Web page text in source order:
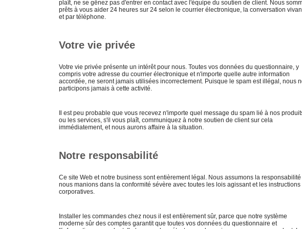
plaît, ne se gênez pas d'entrer en contact avec l'équipe du soutien de client. Nous
prêts à vous aider 24 heures sur 24 selon le courrier électronique, la conversation
et par téléphone.
Votre vie privée
Votre vie privée présente un intérêt pour nous. Toutes vos données du questionnaire, y
compris votre adresse du courrier électronique et n'importe quelle autre information
accordée, ne seront jamais utilisées incorrectement. Puisque le spam est illégal, nous
participons jamais à cette activité.
Il est peu probable que vous recevez n'importe quel message du spam lié à nos
ou les services, s'il vous plaît, communiquez à notre soutien de client sur cela
immédiatement, et nous aurons affaire à la situation.
Notre responsabilité
Ce site Web et notre business sont entièrement légal. Nous assumons la responsabilité
nous manions dans la conformité sévère avec toutes les lois agissant et les instructions
corporatives.
Installer les commandes chez nous il est entièrement sûr, parce que notre système
moderne sûr des comptes garantit que toutes vos données du questionnaire et